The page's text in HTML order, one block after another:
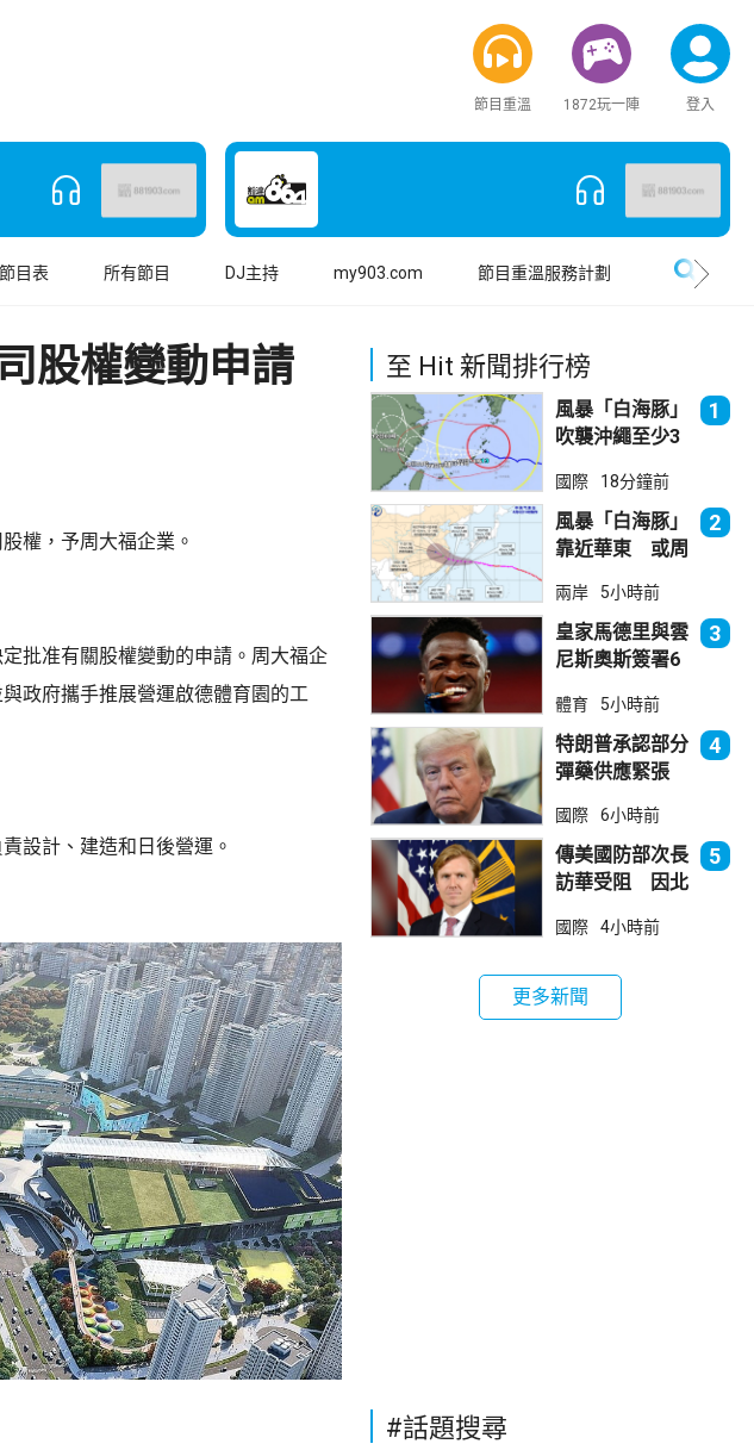
節目重溫 1872玩一陣 登入
節目表 所有節目 DJ主持 my903.com 節目重溫服務計劃
股權變動申請
權，予周大福企業。
批准有關股權變動的申請。周大福企
政府攜手推展營運啟德體育園的工
設計、建造和日後營運。
至 Hit 新聞排行榜
風暴「白海豚」
吹襲沖繩至少3
取消
1
國際 18分鐘前
風暴「白海豚」
靠近華東 或周
2
兩岸 5小時前
皇家馬德里與雲
尼斯奧斯簽署6
3
體育 5小時前
特朗普承認部分
彈藥供應緊張
成
4
國際 6小時前
傳美國防部次長
訪華受阻 因北
售
5
國際 4小時前
更多新聞
#話題搜尋